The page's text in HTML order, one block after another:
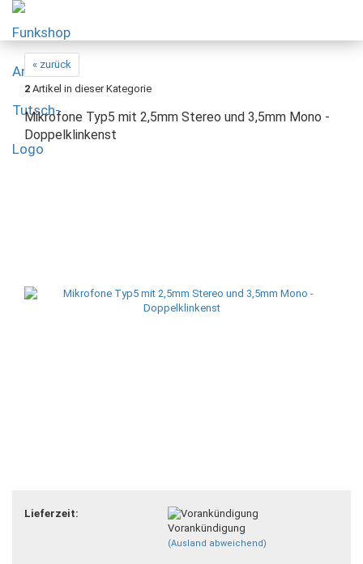
« zurück
2 Artikel in dieser Kategorie
Mikrofone Typ5 mit 2,5mm Stereo und 3,5mm Mono -
Doppelklinkenst
Lieferzeit:
Vorankündigung
(Ausland abweichend)